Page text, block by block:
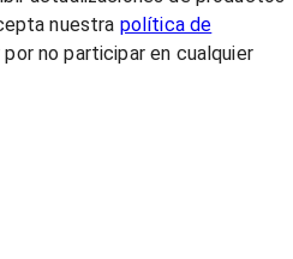
nuestra política de
no participar en cualquier